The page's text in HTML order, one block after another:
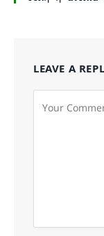
LEAVE A